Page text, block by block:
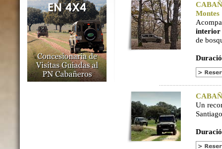
Montes
interior
de
Un